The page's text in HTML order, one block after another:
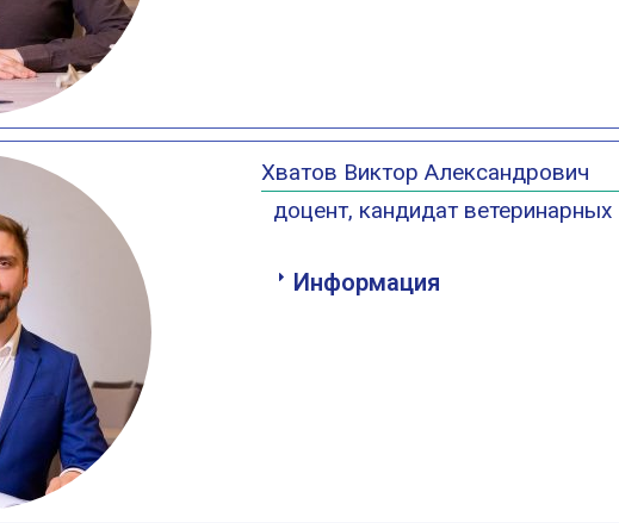
Хватов Виктор Александрович
доцент, кандидат ветеринарных
Информация